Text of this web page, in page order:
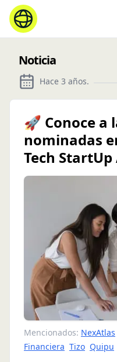
Noticia
Hace 3 años.
🚀 Conoce a
nominadas
Tech
Mencionados: NexAtlas
Financiera Tizo Quipu